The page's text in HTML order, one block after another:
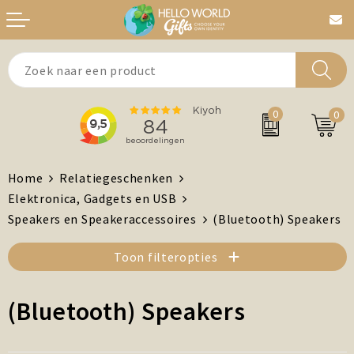
0 0
Agenda's + Kalenders
Auto en Fiets
Antistress artikelen
Brievenbuspost
Feest / Festival artikelen
Beurzen & Events
Chocolade
Dag van de Zorg
MVO/Duurzame geschenken
Home
Relatiegeschenken
Elektronica, Gadgets en USB
Speakers en Speakeraccessoires
(Bluetooth) Speakers
Toon filteropties
(Bluetooth) Speakers